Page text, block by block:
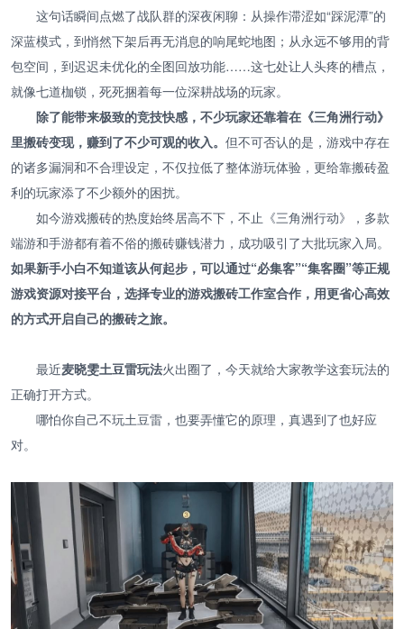
这句话瞬间点燃了战队群的深夜闲聊：从操作滞涩如“踩泥潭”的
深蓝模式，到悄然下架后再无消息的响尾蛇地图；从永远不够用的背
包空间，到迟迟未优化的全图回放功能……这七处让人头疼的槽点，
就像七道枷锁，死死捆着每一位深耕战场的玩家。
除了能带来极致的竞技快感，不少玩家还靠着在《三角洲行动》
里搬砖变现，赚到了不少可观的收入。 但不可否认的是，游戏中存在
的诸多漏洞和不合理设定，不仅拉低了整体游玩体验，更给靠搬砖盈
利的玩家添了不少额外的困扰。
如今游戏搬砖的热度始终居高不下，不止《三角洲行动》，多款
端游和手游都有着不俗的搬砖赚钱潜力，成功吸引了大批玩家入局。
如果新手小白不知道该从何起步，可以通过“必集客”“集客圈”等正规
游戏资源对接平台，选择专业的游戏搬砖工作室合作，用更省心高效
的方式开启自己的搬砖之旅。
最近麦晓雯土豆雷玩法火出圈了，今天就给大家教学这套玩法的
正确打开方式。
哪怕你自己不玩土豆雷，也要弄懂它的原理，真遇到了也好应
对。